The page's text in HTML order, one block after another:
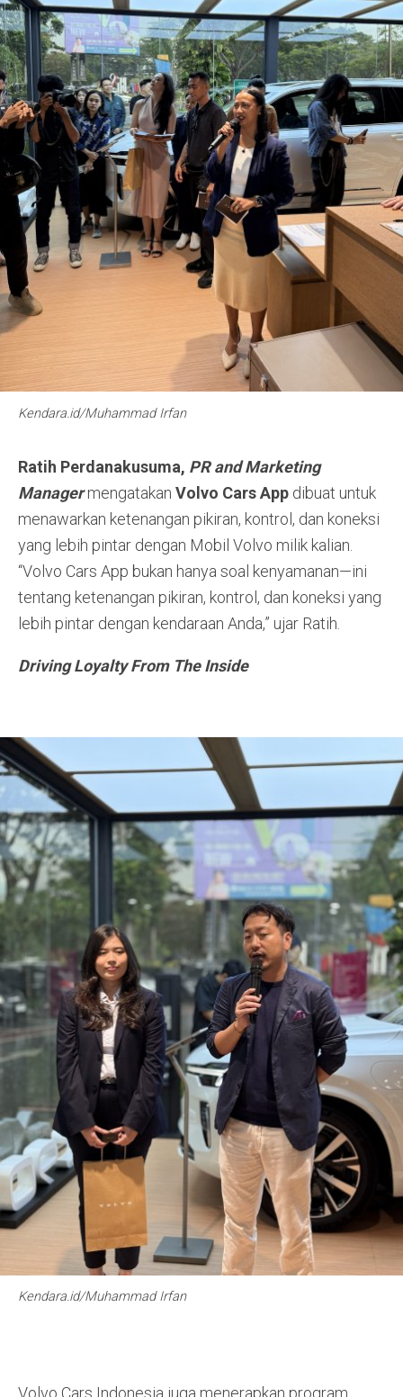
Kendara.id/Muhammad Irfan
Ratih Perdanakusuma, PR and Marketing
Manager mengatakan Volvo Cars App dibuat untuk
menawarkan ketenangan pikiran, kontrol, dan koneksi
yang lebih pintar dengan Mobil Volvo milik kalian.
“Volvo Cars App bukan hanya soal kenyamanan—ini
tentang ketenangan pikiran, kontrol, dan koneksi yang
lebih pintar dengan kendaraan Anda,” ujar Ratih.
Driving Loyalty From The Inside
Kendara.id/Muhammad Irfan
Volvo Cars Indonesia juga menerapkan program